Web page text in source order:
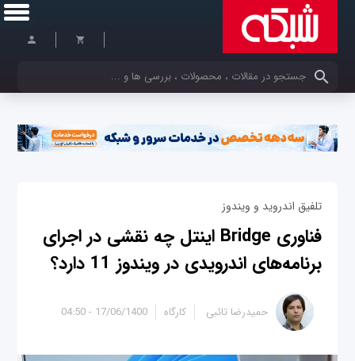
کلمات کلیدی خود را وارد کنید
تلفیق اندروید و ویندوز
فناوری Bridge اینتل چه نقشی در اجرای
برنامه‌های اندرویدی در ویندوز 11 دارد؟
17/06/1400 - 04:50 حمیدرضا تائبی کارگاه